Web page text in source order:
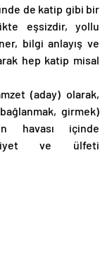
de katip gibi bir
eşsizdir, yollu
bilgi anlayış ve
hep katip misal
(aday) olarak,
girmek)
havası içinde
ve ülfeti